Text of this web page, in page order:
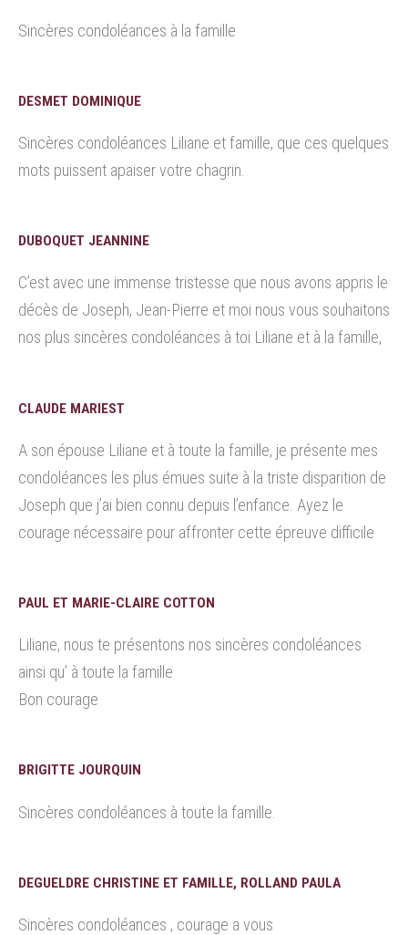
Sincères condoléances à la famille
DESMET DOMINIQUE
Sincères condoléances Liliane et famille, que ces quelques
mots puissent apaiser votre chagrin.
DUBOQUET JEANNINE
C’est avec une immense tristesse que nous avons appris le
décès de Joseph, Jean-Pierre et moi nous vous souhaitons
nos plus sincères condoléances à toi Liliane et à la famille,
CLAUDE MARIEST
A son épouse Liliane et à toute la famille, je présente mes
condoléances les plus émues suite à la triste disparition de
Joseph que j’ai bien connu depuis l’enfance. Ayez le
courage nécessaire pour affronter cette épreuve difficile
PAUL ET MARIE-CLAIRE COTTON
Liliane, nous te présentons nos sincères condoléances
ainsi qu’ à toute la famille
Bon courage
BRIGITTE JOURQUIN
Sincères condoléances à toute la famille.
DEGUELDRE CHRISTINE ET FAMILLE, ROLLAND PAULA
Sincères condoléances , courage a vous